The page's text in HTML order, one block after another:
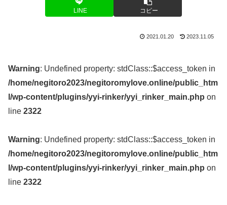
LINE コピー
2021.01.20 2023.11.05
Warning : Undefined property: stdClass::$access_token in
/home/negitoro2023/negitoromylove.online/public_htm
l/wp-content/plugins/yyi-rinker/yyi_rinker_main.php on
line 2322
Warning : Undefined property: stdClass::$access_token in
/home/negitoro2023/negitoromylove.online/public_htm
l/wp-content/plugins/yyi-rinker/yyi_rinker_main.php on
line 2322